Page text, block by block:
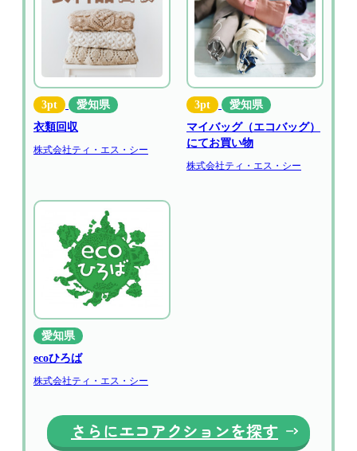
3pt
愛知県
衣類回収
株式会社ティ・エス・シー
3pt
愛知県
マイバッグ（エコバッグ）
にてお買い物
株式会社ティ・エス・シー
愛知県
ecoひろば
株式会社ティ・エス・シー
さらにエコアクションを探す